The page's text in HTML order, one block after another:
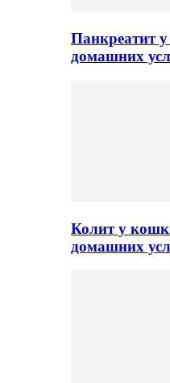
Панкреатит
домашних
Колит у
домашних